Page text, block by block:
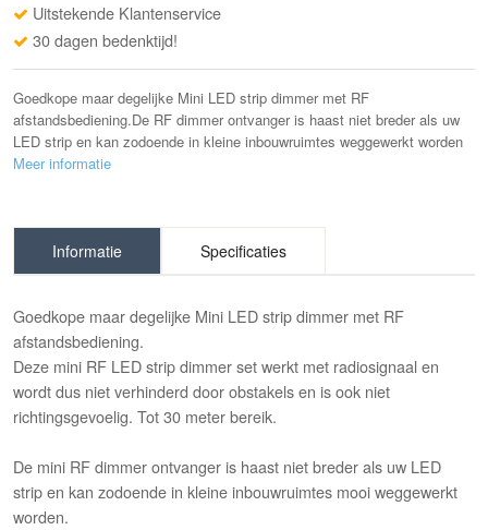
Uitstekende Klantenservice
30 dagen bedenktijd!
Goedkope maar degelijke Mini LED strip dimmer met RF
afstandsbediening.De RF dimmer ontvanger is haast niet breder als uw
LED strip en kan zodoende in kleine inbouwruimtes weggewerkt worden
Meer informatie
Informatie Specificaties
Goedkope maar degelijke Mini LED strip dimmer met RF
afstandsbediening.
Deze mini RF LED strip dimmer set werkt met radiosignaal en
wordt dus niet verhinderd door obstakels en is ook niet
richtingsgevoelig. Tot 30 meter bereik.
De mini RF dimmer ontvanger is haast niet breder als uw LED
strip en kan zodoende in kleine inbouwruimtes mooi weggewerkt
worden.